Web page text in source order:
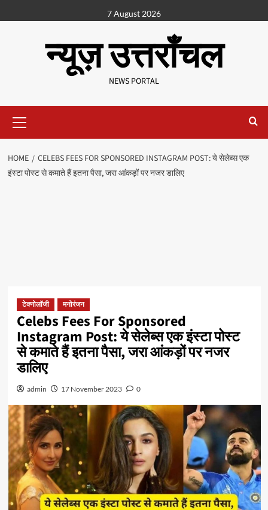
7 August 2026
न्यूज़ उत्तराँचल
NEWS PORTAL
HOME
CELEBS FEES FOR SPONSORED INSTAGRAM POST: ये सेलेब्स एक
इंस्टा पोस्ट से कमाते हैं इतना पैसा, जरा आंकड़ों पर नजर डालिए
टेक्नोलॉजी मनोरंजन
Celebs Fees For Sponsored
Instagram Post: ये सेलेब्स एक इंस्टा पोस्ट
से कमाते हैं इतना पैसा, जरा आंकड़ों पर नजर
डालिए
admin 17 November 2023 0